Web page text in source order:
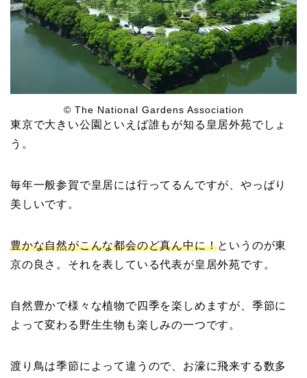
© The National Gardens Association
東京で大きい公園といえば誰もが知る皇居外苑でしょ
う。
毎年一般参賀で皇居には行ってるんですが、やっぱり
美しいです。
豊かな自然がこんな都会のど真ん中に！というのが東
京の良さ。それを表している代表が皇居外苑です。
自然豊かで様々な植物で四季を楽しめますが、季節に
よって変わる野生生物も楽しみの一つです。
渡り鳥は季節によって違うので、お濠に飛来する数多